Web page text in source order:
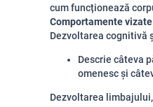
cum funcționează
Comportamente
Dezvoltarea cognitivă
Descrie câteva
omenesc și
Dezvoltarea